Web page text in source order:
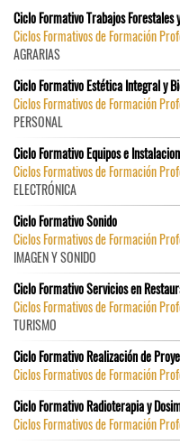
Ciclo Formativo Trabajos
Ciclos Formativos de Formación
AGRARIAS
Ciclo Formativo Estética Integral y
Ciclos Formativos de Formación
PERSONAL
Ciclo Formativo Equipos e
Ciclos Formativos de Formación
ELECTRÓNICA
Ciclo Formativo Sonido
Ciclos Formativos de Formación
IMAGEN Y SONIDO
Ciclo Formativo Servicios en
Ciclos Formativos de Formación
TURISMO
Ciclo Formativo Realización de
Ciclos Formativos de Formación
Ciclo Formativo Radioterapia y
Ciclos Formativos de Formación